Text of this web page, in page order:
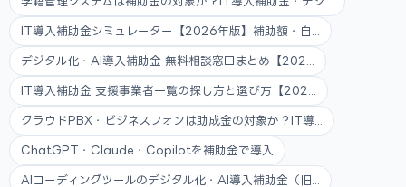
IT導入補助金シミュレーター【2026年版】補助額・自...
デジタル化・AI導入補助金 無料相談窓口まとめ【202...
IT導入補助金 支援事業者一覧の探し方と選び方【202...
クラウドPBX・ビジネスフォンは助成金の対象か？IT導...
ChatGPT・Claude・Copilotを補助金で導入
AIコーディングツールのデジタル化・AI導入補助金（旧...